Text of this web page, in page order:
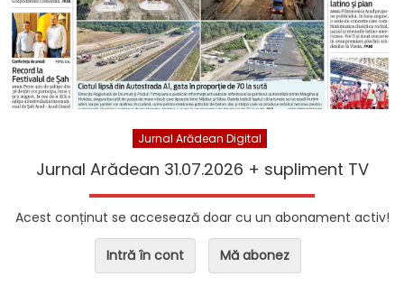
Jurnal Arădean Digital
Jurnal Arădean 31.07.2026 + supliment TV
Acest conținut se accesează doar cu un abonament activ!
Intră în cont Mă abonez